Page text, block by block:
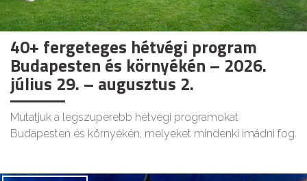
40+ fergeteges hétvégi program
Budapesten és környékén – 2026.
július 29. – augusztus 2.
Mutatjuk a legszuperebb hétvégi programokat
Budapesten és környékén, melyeket mindenki imádni fog.